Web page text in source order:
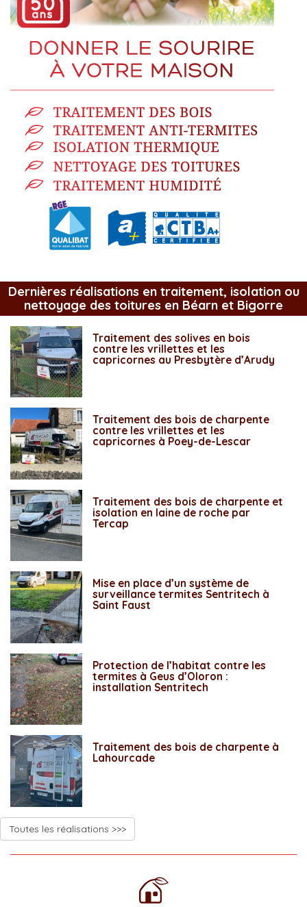
Dernières réalisations en traitement, isolation ou
nettoyage des toitures en Béarn et Bigorre
Traitement des solives en bois
contre les vrillettes et les
capricornes au Presbytère d’Arudy
Traitement des bois de charpente
contre les vrillettes et les
capricornes à Poey-de-Lescar
Traitement des bois de charpente et
isolation en laine de roche par
Tercap
Mise en place d’un système de
surveillance termites Sentritech à
Saint Faust
Protection de l’habitat contre les
termites à Geus d’Oloron :
installation Sentritech
Traitement des bois de charpente à
Lahourcade
Toutes les réalisations >>>